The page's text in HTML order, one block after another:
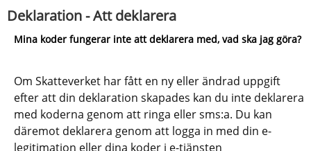
Deklaration - Att deklarera
Mina koder fungerar inte att deklarera med, vad ska jag göra?
Om Skatteverket har fått en ny eller ändrad uppgift
efter att din deklaration skapades kan du inte deklarera
med koderna genom att ringa eller sms:a. Du kan
däremot deklarera genom att logga in med din e-
legitimation eller dina koder i e-tjänsten